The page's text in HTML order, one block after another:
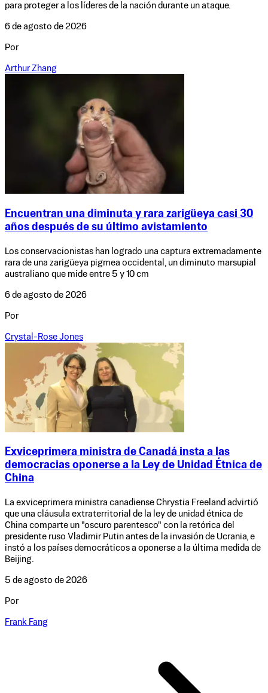
para proteger a los líderes de la nación durante un ataque.
6 de agosto de 2026
Por
Arthur Zhang
Encuentran una diminuta y rara zarigüeya casi 30
años después de su último avistamiento
Los conservacionistas han logrado una captura extremadamente
rara de una zarigüeya pigmea occidental, un diminuto marsupial
australiano que mide entre 5 y 10 cm
6 de agosto de 2026
Por
Crystal-Rose Jones
Exviceprimera ministra de Canadá insta a las
democracias oponerse a la Ley de Unidad Étnica de
China
La exviceprimera ministra canadiense Chrystia Freeland advirtió
que una cláusula extraterritorial de la ley de unidad étnica de
China comparte un "oscuro parentesco" con la retórica del
presidente ruso Vladimir Putin antes de la invasión de Ucrania, e
instó a los países democráticos a oponerse a la última medida de
Beijing.
5 de agosto de 2026
Por
Frank Fang